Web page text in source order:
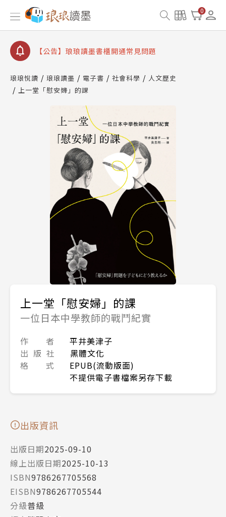
0
【公告】因 Readmoo 讀墨系統維護中，本站同步暫
停部分閱讀服務
【公告】琅琅讀墨數位閱讀資產合併與書櫃開通申請
【公告】琅琅讀墨書櫃開通常見問題
請圖文教學
【公告】琅琅書店服務升級重要說明及資產合併結果
查詢
【公告】因 Readmoo 讀墨系統維護中，本站同步暫
停部分閱讀服務
琅琅悅讀 琅琅讀墨 電子書 社會科學
人文歷史
上一堂「慰安婦」的課
上一堂「慰安婦」的課
一位日本中學教師的戰鬥紀實
作 者
平井美津子
出 版 社
黑體文化
格 式
EPUB(流動版面)
不提供電子書檔案另存下載
出版資訊
出版日期2025-09-10
線上出版日期2025-10-13
ISBN9786267705568
EISBN9786267705544
分級普級